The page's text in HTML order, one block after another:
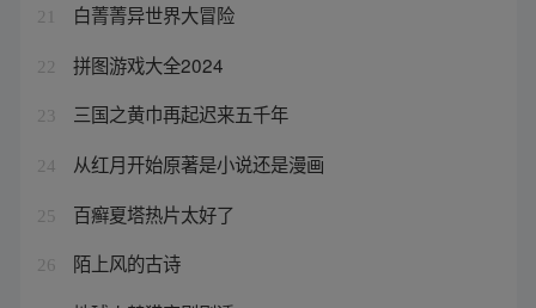
21 白菁菁异世界大冒险
22 拼图游戏大全2024
23 三国之黄巾再起迟来五千年
24 从红月开始原著是小说还是漫画
25 百癣夏塔热片太好了
26 陌上风的古诗